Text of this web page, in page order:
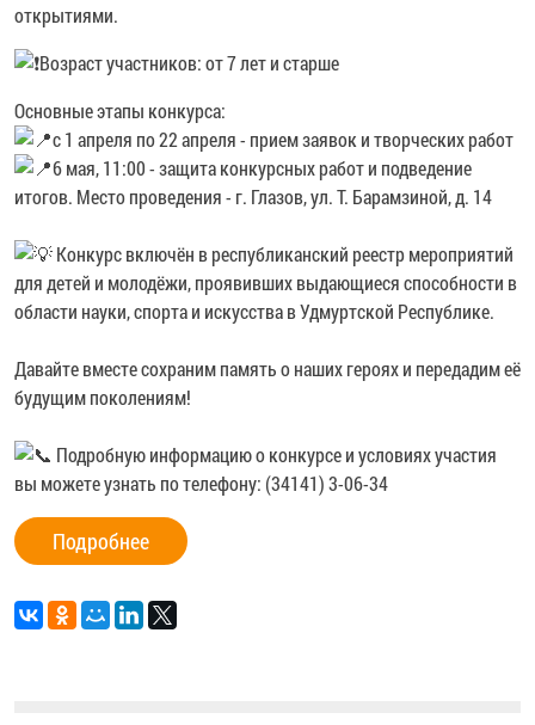
открытиями.
️Возраст участников: от 7 лет и старше
Основные этапы конкурса:
с 1 апреля по 22 апреля - прием заявок и творческих работ
6 мая, 11:00 - защита конкурсных работ и подведение
итогов. Место проведения - г. Глазов, ул. Т. Барамзиной, д. 14
Конкурс включён в республиканский реестр мероприятий
для детей и молодёжи, проявивших выдающиеся способности в
области науки, спорта и искусства в Удмуртской Республике.
Давайте вместе сохраним память о наших героях и передадим её
будущим поколениям!
Подробную информацию о конкурсе и условиях участия
вы можете узнать по телефону: (34141) 3-06-34
Подробнее